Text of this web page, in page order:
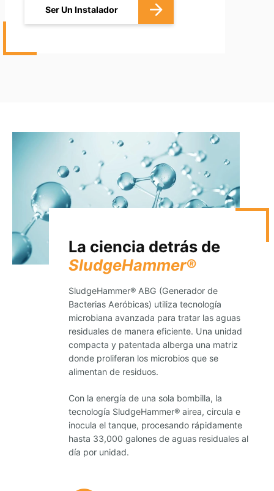
Ser Un Instalador
La ciencia detrás de
SludgeHammer®
SludgeHammer® ABG (Generador de
Bacterias Aeróbicas) utiliza tecnología
microbiana avanzada para tratar las aguas
residuales de manera eficiente. Una unidad
compacta y patentada alberga una matriz
donde proliferan los microbios que se
alimentan de residuos.
Con la energía de una sola bombilla, la
tecnología SludgeHammer® airea, circula e
inocula el tanque, procesando rápidamente
hasta 33,000 galones de aguas residuales al
día por unidad.